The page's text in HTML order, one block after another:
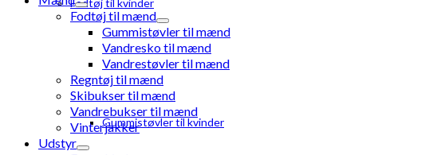
Fodtøj til kvinder
Gummistøvler til kvinder
Fodtøj til mænd
Gummistøvler til mænd
Vandresko til mænd
Vandrestøvler til mænd
Regntøj til mænd
Skibukser til mænd
Vandrebukser til mænd
Vinterjakker
Udstyr